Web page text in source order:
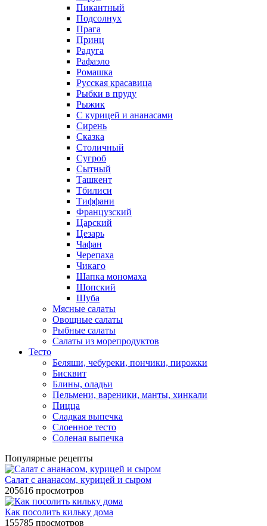
Пикантный
Подсолнух
Прага
Принц
Радуга
Рафаэло
Ромашка
Русская красавица
Рыбки в пруду
Рыжик
С курицей и ананасами
Сирень
Сказка
Столичный
Сугроб
Сытный
Ташкент
Тбилиси
Тиффани
Французский
Царский
Цезарь
Чафан
Черепаха
Чикаго
Шапка мономаха
Шопский
Шуба
Мясные салаты
Овощные салаты
Рыбные салаты
Салаты из морепродуктов
Тесто
Беляши, чебуреки, пончики, пирожки
Бисквит
Блины, оладьи
Пельмени, вареники, манты, хинкали
Пицца
Сладкая выпечка
Слоенное тесто
Соленая выпечка
Популярные рецепты
Салат с ананасом, курицей и сыром
205616 просмотров
Как посолить кильку дома
155785 просмотров